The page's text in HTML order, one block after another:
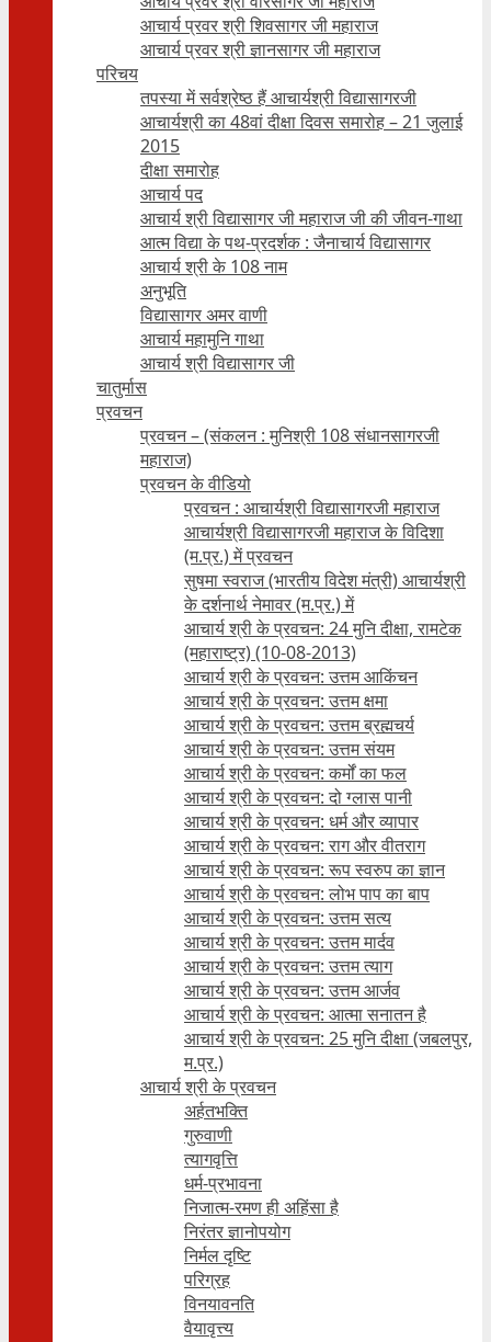
आचार्य प्रवर श्री शिवसागर जी महाराज
आचार्य प्रवर श्री ज्ञानसागर जी महाराज
परिचय
तपस्या में सर्वश्रेष्ठ हैं आचार्यश्री विद्यासागरजी
आचार्यश्री का 48वां दीक्षा दिवस समारोह – 21 जुलाई
2015
दीक्षा समारोह
आचार्य पद
आचार्य श्री विद्यासागर जी महाराज जी की जीवन-गाथा
आत्म विद्या के पथ-प्रदर्शक : जैनाचार्य विद्यासागर
आचार्य श्री के 108 नाम
अनुभूति
विद्यासागर अमर वाणी
आचार्य महामुनि गाथा
आचार्य श्री विद्यासागर जी
चातुर्मास
प्रवचन
प्रवचन – (संकलन : मुनिश्री 108 संधानसागरजी
महाराज)
प्रवचन के वीडियो
प्रवचन : आचार्यश्री ‍विद्यासागरजी महाराज
आचार्यश्री विद्यासागरजी महाराज के विदिशा
(म.प्र.) में प्रवचन
सुषमा स्वराज (भारतीय विदेश मंत्री) आचार्यश्री
के दर्शनार्थ नेमावर (म.प्र.) में
आचार्य श्री के प्रवचन: 24 मुनि दीक्षा, रामटेक
(महाराष्ट्र) (10-08-2013)
आचार्य श्री के प्रवचन: उत्तम आकिंचन
आचार्य श्री के प्रवचन: उत्तम क्षमा
आचार्य श्री के प्रवचन: उत्तम ब्रह्मचर्य
आचार्य श्री के प्रवचन: उत्तम संयम
आचार्य श्री के प्रवचन: कर्मों का फल
आचार्य श्री के प्रवचन: दो ग्लास पानी
आचार्य श्री के प्रवचन: धर्म और व्यापार
आचार्य श्री के प्रवचन: राग और वीतराग
आचार्य श्री के प्रवचन: रूप स्वरुप का ज्ञान
आचार्य श्री के प्रवचन: लोभ पाप का बाप
आचार्य श्री के प्रवचन: उत्तम सत्य
आचार्य श्री के प्रवचन: उत्तम मार्दव
आचार्य श्री के प्रवचन: उत्तम त्याग
आचार्य श्री के प्रवचन: उत्तम आर्जव
आचार्य श्री के प्रवचन: आत्मा सनातन है
आचार्य श्री के प्रवचन: 25 मुनि दीक्षा (जबलपुर,
म.प्र.)
आचार्य श्री के प्रवचन
अर्हतभक्ति
गुरुवाणी
त्यागवृत्ति
धर्म-प्रभावना
निजात्म-रमण ही अहिंसा है
निरंतर ज्ञानोपयोग
निर्मल दृष्टि
परिग्रह
विनयावनति
वैयावृत्त्य